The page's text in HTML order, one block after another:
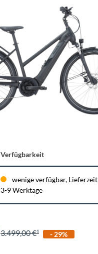
Verfügbarkeit
wenige verfügbar, Lieferzeit
3-9 Werktage
3.499,00 € - 29%